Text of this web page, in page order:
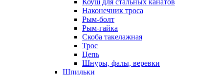
Коуш для стальных канатов
Наконечник троса
Рым-болт
Рым-гайка
Скоба такелажная
Трос
Цепь
Шнуры, фалы, веревки
Шпильки